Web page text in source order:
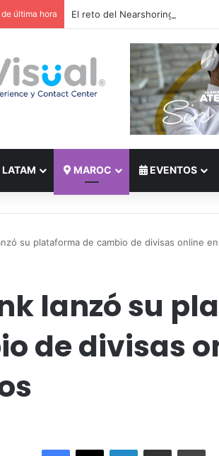
última hora El reto del Nearshoring: Crisis
LATAM MAROC EVENTOS
su plataforma de cambio de divisas online
lanzó su
de divisas
Facebook
X LinkedInCompartir por correo electrónico